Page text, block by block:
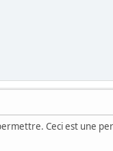
Ceci est une